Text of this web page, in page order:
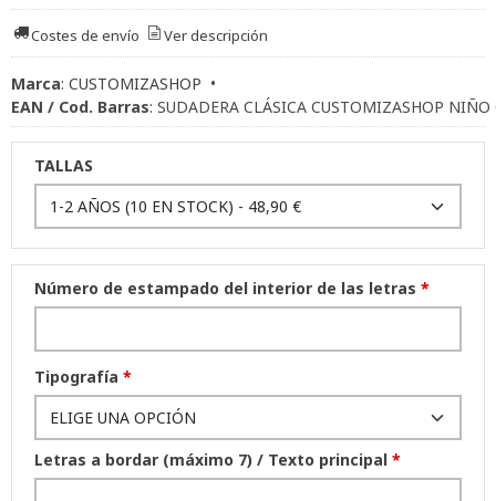
Costes de envío Ver descripción
Marca: CUSTOMIZASHOP •
EAN / Cod. Barras: SUDADERA CLÁSICA CUSTOMIZASHOP
TALLAS
Número de estampado del interior de las letras *
Tipografía *
Letras a bordar (máximo 7) / Texto principal *